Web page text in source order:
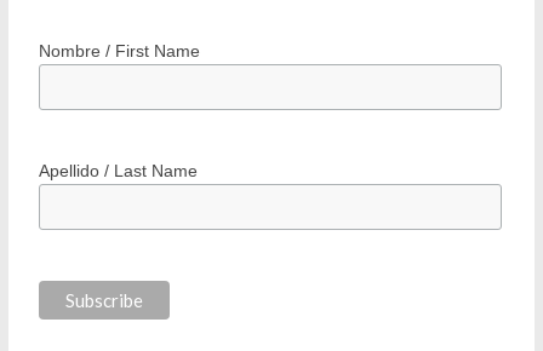
Nombre / First Name
Apellido / Last Name